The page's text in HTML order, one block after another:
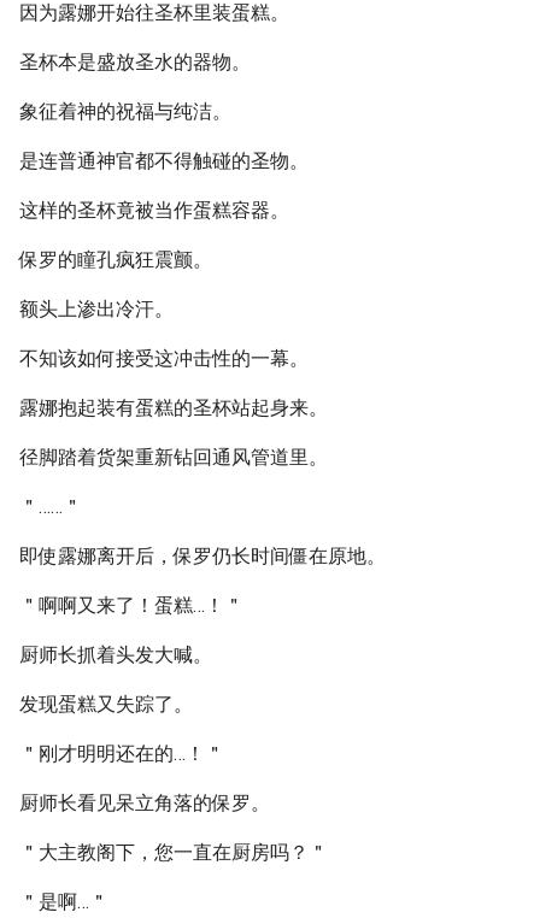
因为露娜开始往圣杯里装蛋糕。
圣杯本是盛放圣水的器物。
象征着神的祝福与纯洁。
是连普通神官都不得触碰的圣物。
这样的圣杯竟被当作蛋糕容器。
保罗的瞳孔疯狂震颤。
额头上渗出冷汗。
不知该如何接受这冲击性的一幕。
露娜抱起装有蛋糕的圣杯站起身来。
径脚踏着货架重新钻回通风管道里。
＂……＂
即使露娜离开后，保罗仍长时间僵在原地。
＂啊啊又来了！蛋糕…！＂
厨师长抓着头发大喊。
发现蛋糕又失踪了。
＂刚才明明还在的…！＂
厨师长看见呆立角落的保罗。
＂大主教阁下，您一直在厨房吗？＂
＂是啊…＂